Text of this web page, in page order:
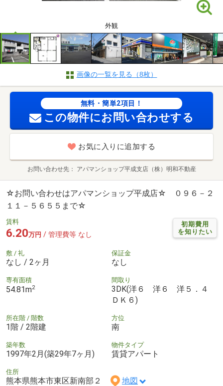
外観
画像の一覧を見る（8枚）
無料・簡単2項目！
この物件にお問い合わせする
お気に入りに追加する
お問い合わせ先 アパマンショップ平成支店（株）明和不動産
☆お問い合わせはアパマンショップ平成店☆ ０９６－２
１１－５６５５まで☆
初期費用
を知りたい
賃料
6.20万円 / 管理費等 なし
敷 / 礼
なし / 2ヶ月
保証金
なし
専有面積
54.81m2
間取り
3DK(洋６ 洋６ 洋５．４
ＤＫ６)
所在階 / 階数
1階 / 2階建
方位
南
築年数
1997年2月(築29年7ヶ月)
物件タイプ
賃貸アパート
住所
熊本県熊本市東区新南部２ 地図